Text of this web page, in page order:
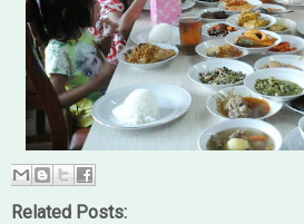
Related Posts: